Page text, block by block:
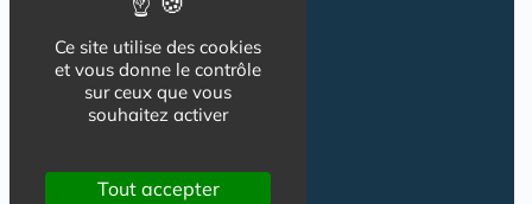
Emploi-formation-sante.com
Seniorissimmo.com
Creche-et-naissance.com
Ce site utilise des cookies
et vous donne le contrôle
sur ceux que vous
souhaitez activer
Tout accepter